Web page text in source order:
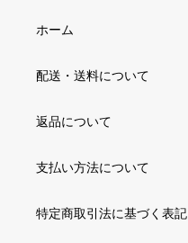
ホーム
配送・送料について
返品について
支払い方法について
特定商取引法に基づく表記